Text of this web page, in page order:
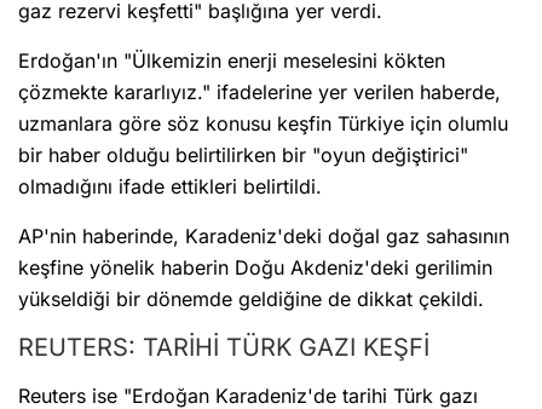
gaz rezervi keşfetti" başlığına yer verdi.
Erdoğan'ın "Ülkemizin enerji meselesini kökten
çözmekte kararlıyız." ifadelerine yer verilen haberde,
uzmanlara göre söz konusu keşfin Türkiye için olumlu
bir haber olduğu belirtilirken bir "oyun değiştirici"
olmadığını ifade ettikleri belirtildi.
AP'nin haberinde, Karadeniz'deki doğal gaz sahasının
keşfine yönelik haberin Doğu Akdeniz'deki gerilimin
yükseldiği bir dönemde geldiğine de dikkat çekildi.
REUTERS: TARİHİ TÜRK GAZI KEŞFİ
Reuters ise "Erdoğan Karadeniz'de tarihi Türk gazı